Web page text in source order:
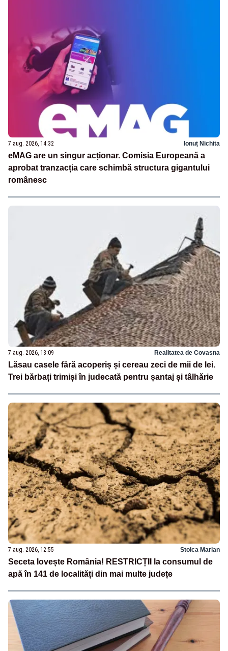
7 aug. 2026, 14:32 Ionuț Nichita
eMAG are un singur acționar. Comisia Europeană a
aprobat tranzacția care schimbă structura gigantului
românesc
7 aug. 2026, 13:09 Realitatea de Covasna
Lăsau casele fără acoperiș și cereau zeci de mii de lei.
Trei bărbați trimiși în judecată pentru șantaj și tâlhărie
7 aug. 2026, 12:55 Stoica Marian
Seceta lovește România! RESTRICȚII la consumul de
apă în 141 de localități din mai multe județe